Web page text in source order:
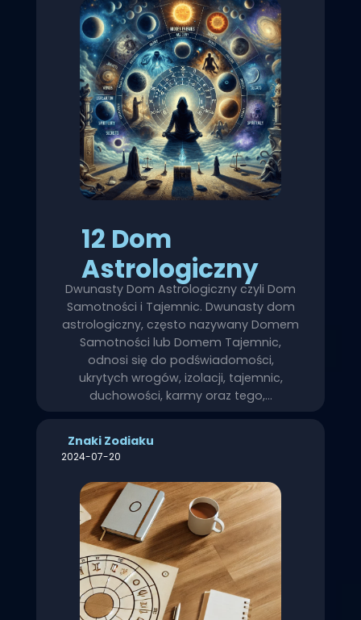
12 Dom
Astrologiczny
Dwunasty Dom Astrologiczny czyli Dom
Samotności i Tajemnic. Dwunasty dom
astrologiczny, często nazywany Domem
Samotności lub Domem Tajemnic,
odnosi się do podświadomości,
ukrytych wrogów, izolacji, tajemnic,
duchowości, karmy oraz tego,…
Znaki Zodiaku
2024-07-20